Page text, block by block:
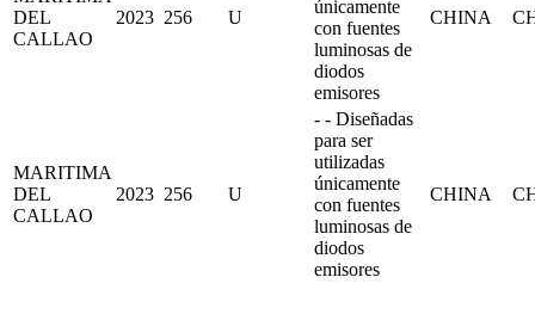
DEL
CALLAO
2023 256 U
únicamente
con fuentes
luminosas de
diodos
emisores
CHINA
MARITIMA
DEL
CALLAO
2023 256 U
- - Diseñadas
para ser
utilizadas
únicamente
con fuentes
luminosas de
diodos
emisores
CHINA